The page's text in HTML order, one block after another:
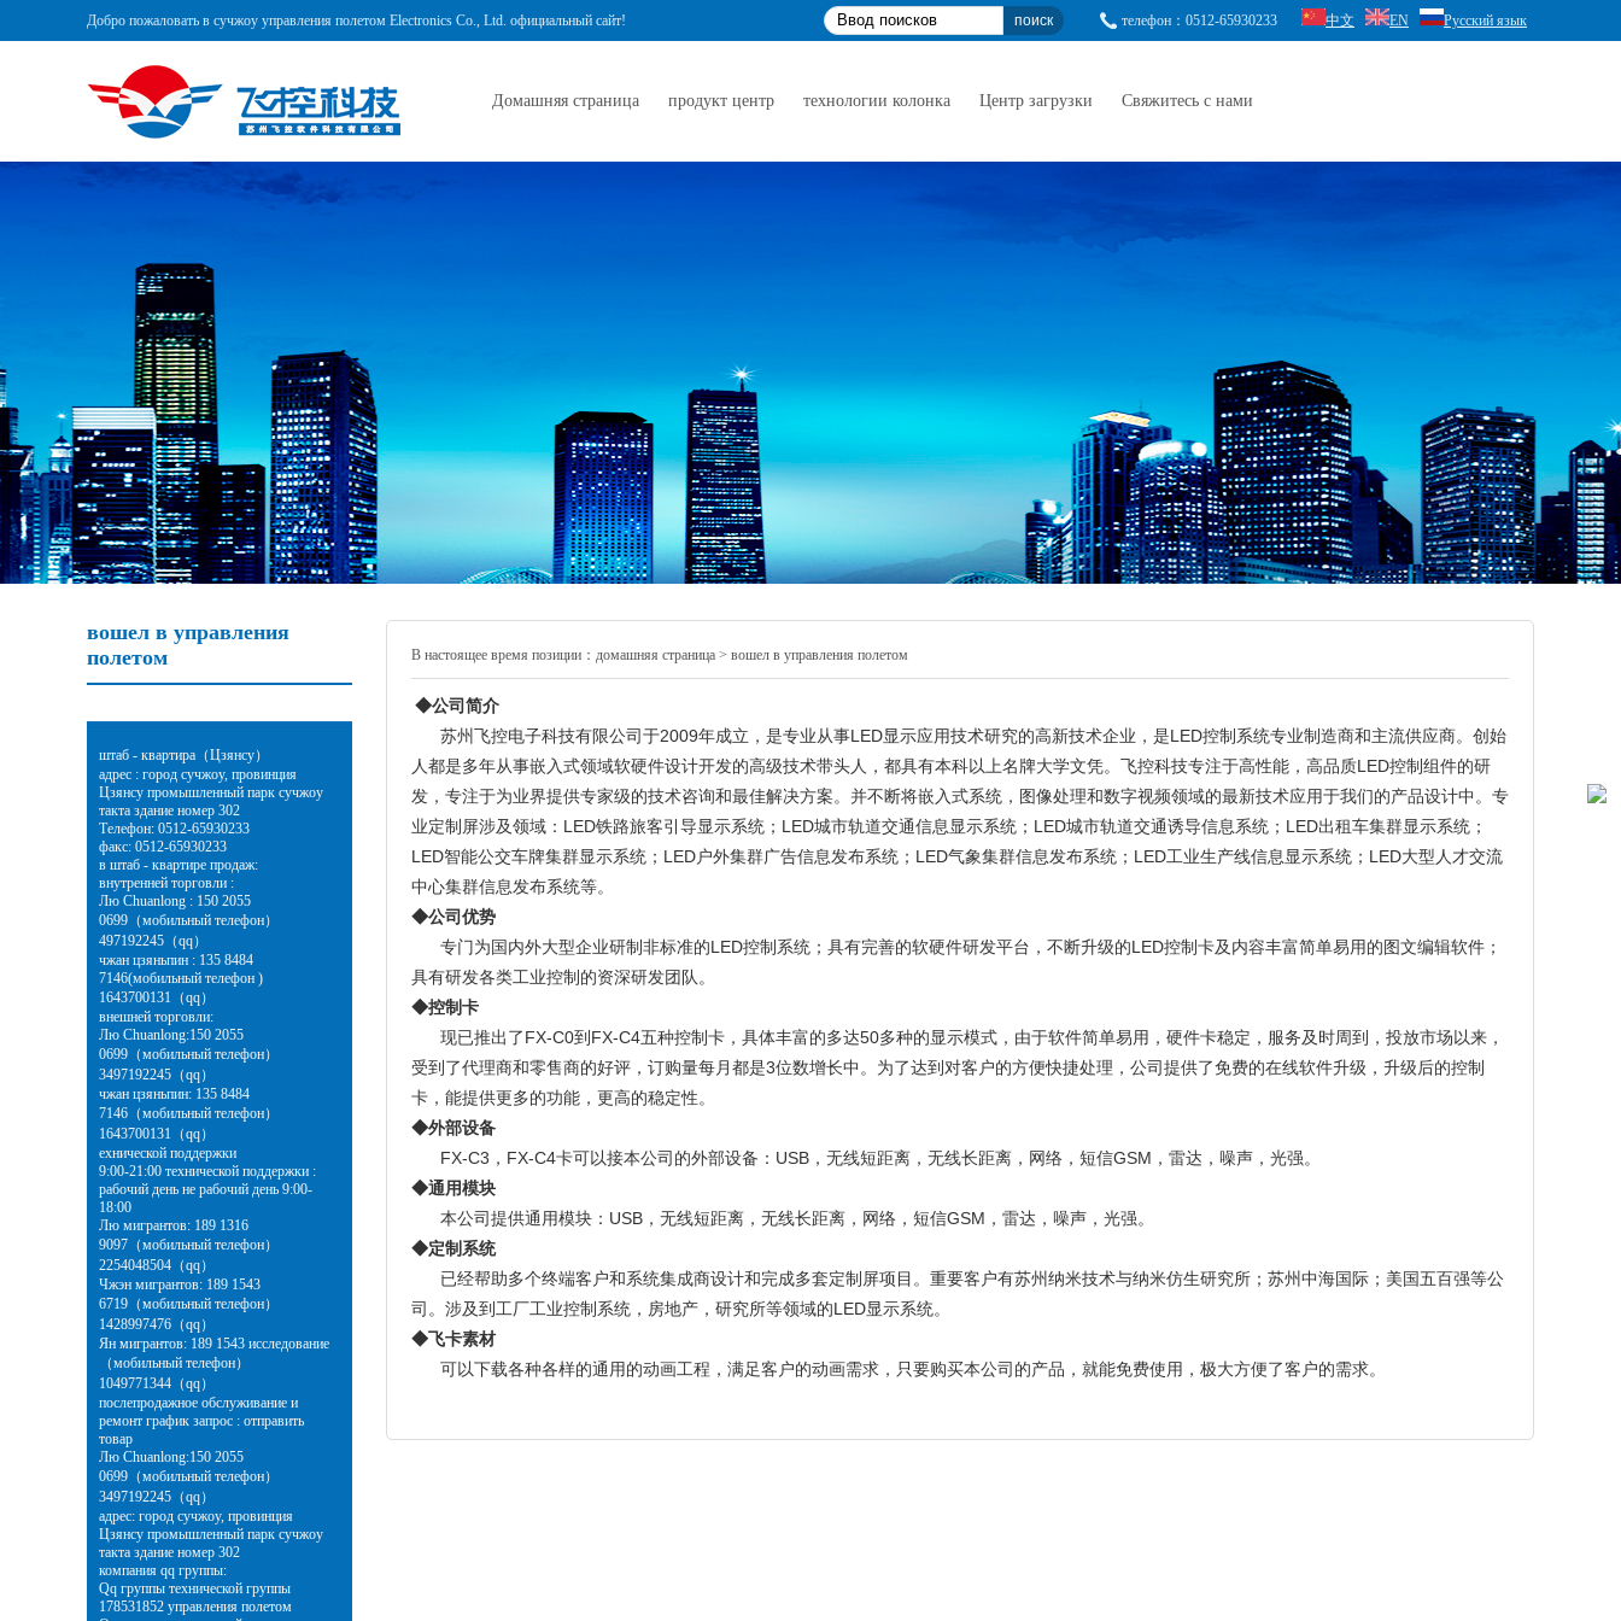
Добро пожаловать в сучжоу управления полетом Electronics Co., Ltd. официальный сайт! телефон：0512-65930233 中文 EN Русский язык
Домашняя страница продукт центр технологии колонка Центр загрузки Свяжитесь с нами
вошел в управления
полетом
штаб - квартира（Цзянсу）
адрес : город сучжоу, провинция
Цзянсу промышленный парк сучжоу
такта здание номер 302
Телефон: 0512-65930233
факс: 0512-65930233
в штаб - квартире продаж:
внутренней торговли :
Лю Chuanlong : 150 2055
0699（мобильный телефон）
497192245（qq）
чжан цзяньпин : 135 8484
7146(мобильный телефон )
1643700131（qq）
внешней торговли:
Лю Chuanlong:150 2055
0699（мобильный телефон）
3497192245（qq）
чжан цзяньпин: 135 8484
7146（мобильный телефон）
1643700131（qq）
ехнической поддержки
9:00-21:00 технической поддержки :
рабочий день не рабочий день 9:00-
18:00
Лю мигрантов: 189 1316
9097（мобильный телефон）
2254048504（qq）
Чжэн мигрантов: 189 1543
6719（мобильный телефон）
1428997476（qq）
Ян мигрантов: 189 1543 исследование
（мобильный телефон）
1049771344（qq）
послепродажное обслуживание и
ремонт график запрос : отправить
товар
Лю Chuanlong:150 2055
0699（мобильный телефон）
3497192245（qq）
адрес: город сучжоу, провинция
Цзянсу промышленный парк сучжоу
такта здание номер 302
компания qq группы:
Qq группы технической группы
178531852 управления полетом
В настоящее время позиции： домашняя страница > вошел в управления полетом
◆公司简介
苏州飞控电子科技有限公司于2009年成立，是专业从事LED显示应用技术研究的高新技术企业，是LED控制系统专业制造商和主流供应商。创始
人都是多年从事嵌入式领域软硬件设计开发的高级技术带头人，都具有本科以上名牌大学文凭。飞控科技专注于高性能，高品质LED控制组件的研
发，专注于为业界提供专家级的技术咨询和最佳解决方案。并不断将嵌入式系统，图像处理和数字视频领域的最新技术应用于我们的产品设计中。专
业定制屏涉及领域：LED铁路旅客引导显示系统；LED城市轨道交通信息显示系统；LED城市轨道交通诱导信息系统；LED出租车集群显示系统；
LED智能公交车牌集群显示系统；LED户外集群广告信息发布系统；LED气象集群信息发布系统；LED工业生产线信息显示系统；LED大型人才交流
中心集群信息发布系统等。
◆公司优势
专门为国内外大型企业研制非标准的LED控制系统；具有完善的软硬件研发平台，不断升级的LED控制卡及内容丰富简单易用的图文编辑软件；
具有研发各类工业控制的资深研发团队。
◆控制卡
现已推出了FX-C0到FX-C4五种控制卡，具体丰富的多达50多种的显示模式，由于软件简单易用，硬件卡稳定，服务及时周到，投放市场以来，
受到了代理商和零售商的好评，订购量每月都是3位数增长中。为了达到对客户的方便快捷处理，公司提供了免费的在线软件升级，升级后的控制
卡，能提供更多的功能，更高的稳定性。
◆外部设备
FX-C3，FX-C4卡可以接本公司的外部设备：USB，无线短距离，无线长距离，网络，短信GSM，雷达，噪声，光强。
◆通用模块
本公司提供通用模块：USB，无线短距离，无线长距离，网络，短信GSM，雷达，噪声，光强。
◆定制系统
已经帮助多个终端客户和系统集成商设计和完成多套定制屏项目。重要客户有苏州纳米技术与纳米仿生研究所；苏州中海国际；美国五百强等公
司。涉及到工厂工业控制系统，房地产，研究所等领域的LED显示系统。
◆飞卡素材
可以下载各种各样的通用的动画工程，满足客户的动画需求，只要购买本公司的产品，就能免费使用，极大方便了客户的需求。